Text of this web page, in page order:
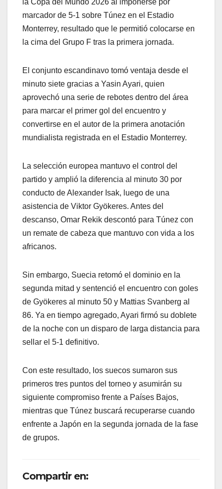
la Copa del Mundo 2026 al imponerse por
marcador de 5-1 sobre Túnez en el Estadio
Monterrey, resultado que le permitió colocarse en
la cima del Grupo F tras la primera jornada.
El conjunto escandinavo tomó ventaja desde el
minuto siete gracias a Yasin Ayari, quien
aprovechó una serie de rebotes dentro del área
para marcar el primer gol del encuentro y
convertirse en el autor de la primera anotación
mundialista registrada en el Estadio Monterrey.
La selección europea mantuvo el control del
partido y amplió la diferencia al minuto 30 por
conducto de Alexander Isak, luego de una
asistencia de Viktor Gyökeres. Antes del
descanso, Omar Rekik descontó para Túnez con
un remate de cabeza que mantuvo con vida a los
africanos.
Sin embargo, Suecia retomó el dominio en la
segunda mitad y sentenció el encuentro con goles
de Gyökeres al minuto 50 y Mattias Svanberg al
86. Ya en tiempo agregado, Ayari firmó su doblete
de la noche con un disparo de larga distancia para
sellar el 5-1 definitivo.
Con este resultado, los suecos sumaron sus
primeros tres puntos del torneo y asumirán su
siguiente compromiso frente a Países Bajos,
mientras que Túnez buscará recuperarse cuando
enfrente a Japón en la segunda jornada de la fase
de grupos.
Compartir en: